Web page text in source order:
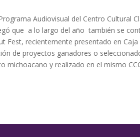
Audiovisual del Centro Cultural
que a lo largo del año también se
recientemente presentado en Caja
de proyectos ganadores o
michoacano y realizado en el mismo